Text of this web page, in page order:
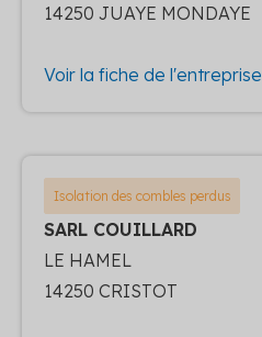
14250 JUAYE MONDAYE
Voir la fiche de l'entreprise
Isolation des combles perdus
SARL COUILLARD
LE HAMEL
14250 CRISTOT